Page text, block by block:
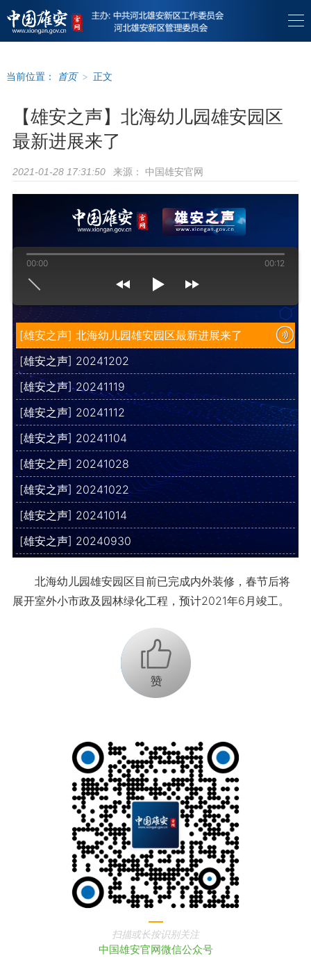
当前位置： 首页 > 正文
【雄安之声】北海幼儿园雄安园区
最新进展来了
2021-01-28 17:31:50 来源： 中国雄安官网
[雄安之声] 北海幼儿园雄安园区最新进展来了
[雄安之声] 20241202
[雄安之声] 20241119
[雄安之声] 20241112
[雄安之声] 20241104
[雄安之声] 20241028
[雄安之声] 20241022
[雄安之声] 20241014
[雄安之声] 20240930
00:00 00:12
北海幼儿园雄安园区目前已完成内外装修，春节后将
展开室外小市政及园林绿化工程，预计2021年6月竣工。
+1
扫描或长按识别关注
中国雄安官网微信公众号